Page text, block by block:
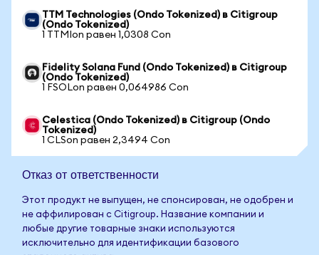
TTM Technologies (Ondo Tokenized) в Citigroup
(Ondo Tokenized)
1 TTMIon равен 1,0308 Con
Fidelity Solana Fund (Ondo Tokenized) в Citigroup
(Ondo Tokenized)
1 FSOLon равен 0,064986 Con
Celestica (Ondo Tokenized) в Citigroup (Ondo
Tokenized)
1 CLSon равен 2,3494 Con
Отказ от ответственности
Этот продукт не выпущен, не спонсирован, не одобрен и
не аффилирован с Citigroup. Название компании и
любые другие товарные знаки используются
исключительно для идентификации базового